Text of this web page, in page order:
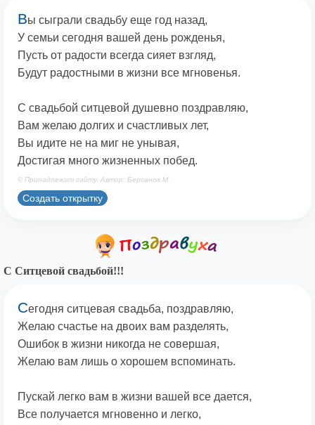
Вы сыграли свадьбу еще год назад,
У семьи сегодня вашей день рожденья,
Пусть от радости всегда сияет взгляд,
Будут радостными в жизни все мгновенья.
С свадьбой ситцевой душевно поздравляю,
Вам желаю долгих и счастливых лет,
Вы идите не на миг не унывая,
Достигая много жизненных побед.
© Принадлежит сайту. Автор: Берсанов М.
Создать открытку
С Ситцевой свадьбой!!!
Сегодня ситцевая свадьба, поздравляю,
Желаю счастье на двоих вам разделять,
Ошибок в жизни никогда не совершая,
Желаю вам лишь о хорошем вспоминать.
Пускай легко вам в жизни вашей все дается,
Все получается мгновенно и легко,